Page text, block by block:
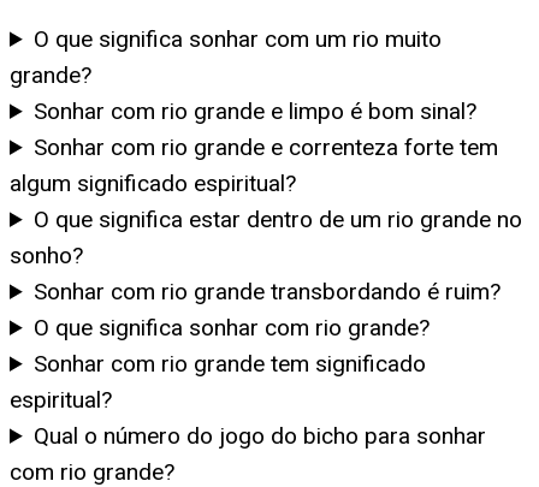
O que significa sonhar com um rio muito
grande?
Sonhar com rio grande e limpo é bom sinal?
Sonhar com rio grande e correnteza forte tem
algum significado espiritual?
O que significa estar dentro de um rio grande no
sonho?
Sonhar com rio grande transbordando é ruim?
O que significa sonhar com rio grande?
Sonhar com rio grande tem significado
espiritual?
Qual o número do jogo do bicho para sonhar
com rio grande?